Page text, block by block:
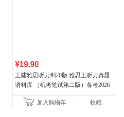
¥19.90
王陆雅思听力剑20版 雅思王听力真题
语料库 （机考笔试第二版）备考2026
新增在
加入购物车 收藏